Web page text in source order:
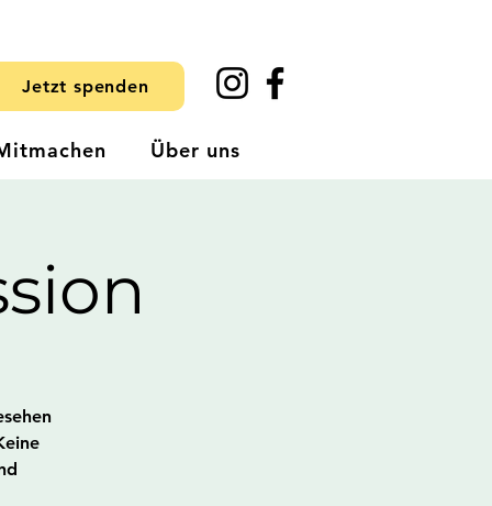
Jetzt spenden
Über uns